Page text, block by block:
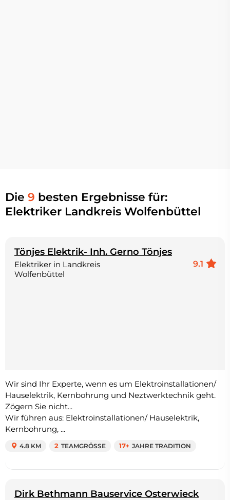
Die 9 besten Ergebnisse für:
Elektriker Landkreis Wolfenbüttel
Tönjes Elektrik- Inh. Gerno Tönjes
9.1
Elektriker in Landkreis
Wolfenbüttel
Wir sind Ihr Experte, wenn es um Elektroinstallationen/
Hauselektrik, Kernbohrung und Neztwerktechnik geht.
Zögern Sie nicht...
Wir führen aus: Elektroinstallationen/ Hauselektrik,
Kernbohrung, ...
4.8 KM 2 TEAMGRÖSSE 17+ JAHRE TRADITION
Dirk Bethmann Bauservice Osterwieck